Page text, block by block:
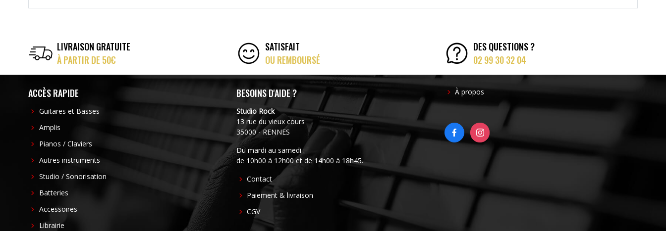
LIVRAISON GRATUITE
À PARTIR DE 50€
SATISFAIT
OU REMBOURSÉ
DES QUESTIONS ?
02 99 30 32 04
ACCÈS RAPIDE
Guitares et Basses
Amplis
Pianos / Claviers
Autres instruments
Studio / Sonorisation
Batteries
Accessoires
Librairie
BESOINS D'AIDE ?
Studio Rock
13 rue du vieux cours
35000 - RENNES
Du mardi au samedi :
de 10h00 à 12h00 et de 14h00 à 18h45.
FOOTER
CENTER
Contact
Paiement & livraison
CGV
FOOTER
RIGHT
À propos
FACEBOOKINSTAGRAM